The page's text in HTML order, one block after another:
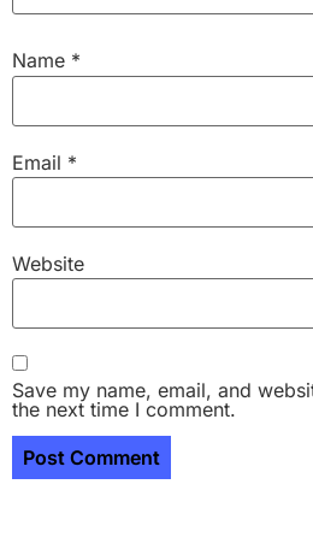
Name *
Email *
Website
Save my name, email, and
the next time I comment.